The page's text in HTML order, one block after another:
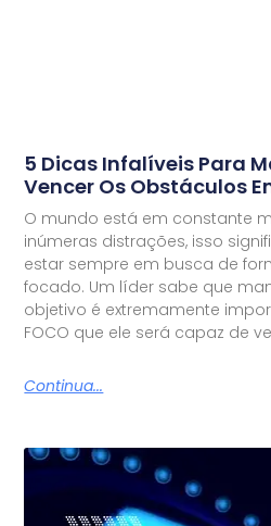
5 Dicas Infalíveis Para
Vencer Os Obstáculos
O mundo está em constante
inúmeras distrações, isso
estar sempre em busca de
focado. Um líder sabe que
objetivo é extremamente
FOCO que ele será capaz de
Continua...